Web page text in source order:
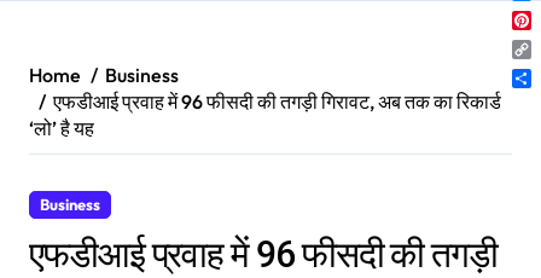
Home
Business
एफडीआई प्रवाह में 96 फीसदी की तगड़ी गिरावट, अब तक का रिकार्ड
‘लो’ है यह
Business
एफडीआई प्रवाह में 96 फीसदी की तगड़ी